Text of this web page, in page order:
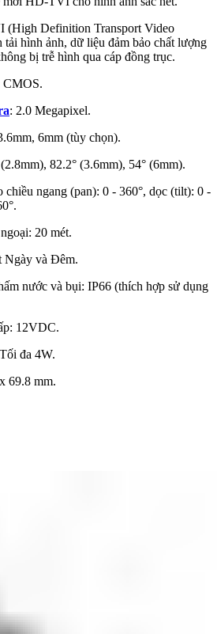
Definition Transport Video
hình ảnh, dữ liệu đảm bảo chất lượng
bị trễ hình qua cáp đồng trục.
: 2.0 Megapixel.
6mm (tùy chọn).
82.2° (3.6mm), 54° (6mm).
ngang (pan): 0 - 360°, dọc (tilt): 0 -
20 mét.
và Đêm.
nước và bụi: IP66 (thích hợp sử dụng
12VDC.
đa 4W.
mm.